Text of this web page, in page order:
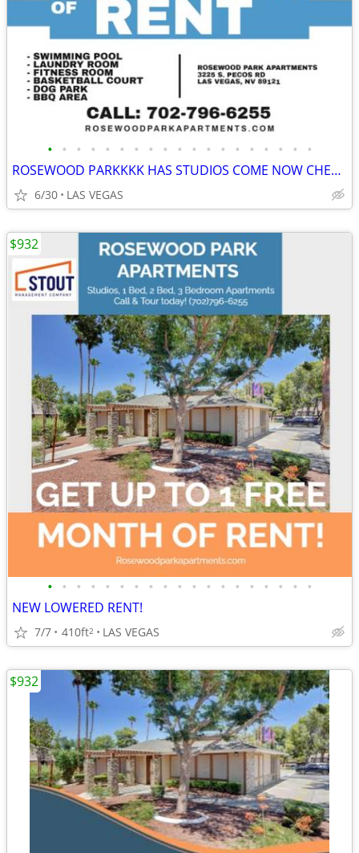
• • • • • • • • • • • • • • • • • • •
ROSEWOOD PARKKKK HAS STUDIOS COME NOW CHECK US OUTTT
6/30 LAS VEGAS
• • • • • • • • • • • • • • • • • • •
NEW LOWERED RENT!
7/7 410ft2 LAS VEGAS
$932
$932